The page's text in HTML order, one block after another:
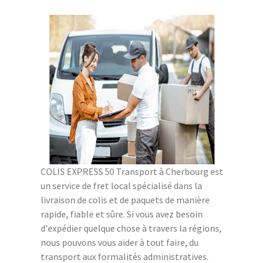
COLIS EXPRESS 50 Transport à Cherbourg est
un service de fret local spécialisé dans la
livraison de colis et de paquets de manière
rapide, fiable et sûre. Si vous avez besoin
d'expédier quelque chose à travers la régions,
nous pouvons vous aider à tout faire, du
transport aux formalités administratives.